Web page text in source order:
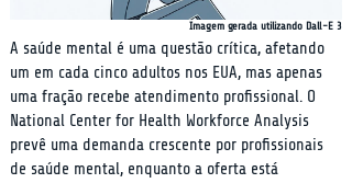
Imagem gerada utilizando Dall-E 3
A saúde mental é uma questão crítica, afetando
um em cada cinco adultos nos EUA, mas apenas
uma fração recebe atendimento profissional. O
National Center for Health Workforce Analysis
prevê uma demanda crescente por profissionais
de saúde mental, enquanto a oferta está